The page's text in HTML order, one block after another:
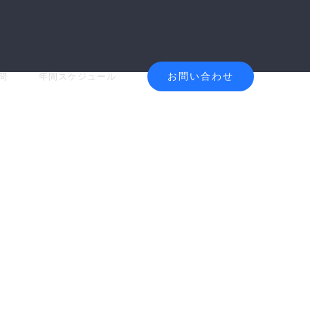
年間スケジュール お問い合わせ